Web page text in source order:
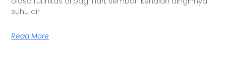
suhu air
Read More